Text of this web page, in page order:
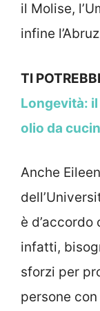
il Molise,
infine
TI
Longevità:
olio da
Anche
è
infatti,
sforzi per
persone